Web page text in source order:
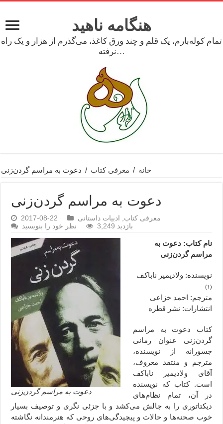
هنگامه ناهید
تمام کوله‌بارم، یک قلم و چند ورق کاغذ، می‌گذرم از هزار و یک راه
نرفته…
خانه / معرفی کتاب / دعوت به مراسم گردن‌زنی
دعوت به مراسم گردن‌زنی
2017-08-22 معرفی کتاب
ادبیات داستانی
نظر خود را بنویسید
3,249 بازدید
دعوت به مراسم گردن‌زنی
نام کتاب: دعوت به
مراسم گردن‌زنی
نویسنده: ولادیمیر ناباکف
(۱)
مترجم: احمد خزاعی
انتشارات: نشر قطره
کتاب دعوت به مراسم
گردن‌زنی
عنوان رمانی
جسورانه از نویسنده،
مترجم و منتقد معروف،
آقای ولادیمیر ناباکف
است. کتاب که نویسنده
در آن، تمام نظام‌های
دیکتاتوری را به چالش می‌کشد و با جزئی نگری و توصیف بسیار
خوب صحنه‌ها و حالات و پیچیدگی‌های روحی که هنرمندانه نگاشته